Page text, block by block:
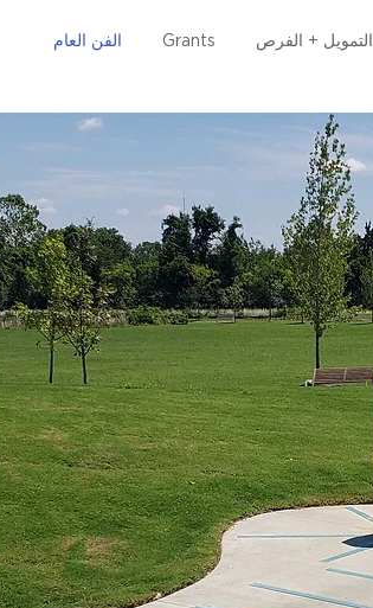
الفن العام Grants التمويل + الفرص